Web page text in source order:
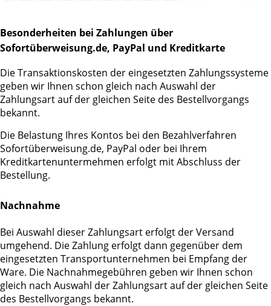
Besonderheiten bei Zahlungen über
Sofortüberweisung.de, PayPal und Kreditkarte
Die Transaktionskosten der eingesetzten Zahlungssysteme
geben wir Ihnen schon gleich nach Auswahl der
Zahlungsart auf der gleichen Seite des Bestellvorgangs
bekannt.
Die Belastung Ihres Kontos bei den Bezahlverfahren
Sofortüberweisung.de, PayPal oder bei Ihrem
Kreditkartenuntermehmen erfolgt mit Abschluss der
Bestellung.
Nachnahme
Bei Auswahl dieser Zahlungsart erfolgt der Versand
umgehend. Die Zahlung erfolgt dann gegenüber dem
eingesetzten Transportunternehmen bei Empfang der
Ware. Die Nachnahmegebühren geben wir Ihnen schon
gleich nach Auswahl der Zahlungsart auf der gleichen Seite
des Bestellvorgangs bekannt.